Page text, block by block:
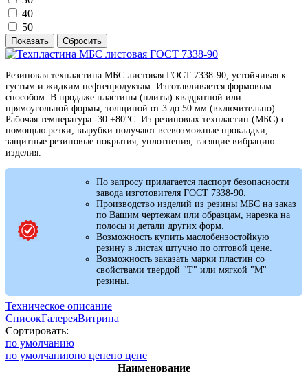
40
50
Резиновая техпластина МБС листовая ГОСТ 7338-90, устойчивая к
густым и жидким нефтепродуктам. Изготавливается формовым
способом. В продаже пластины (плиты) квадратной или
прямоугольной формы, толщиной от 3 до 50 мм (включительно).
Рабочая температура -30 +80°С. Из резиновых техпластин (МБС) с
помощью резки, вырубки получают всевозможные прокладки,
защитные резиновые покрытия, уплотнения, гасящие вибрацию
изделия.
По запросу прилагается паспорт безопасности
завода изготовителя ГОСТ 7338-90.
Производство изделий из резины МБС на заказ
по Вашим чертежам или образцам, нарезка на
полосы и детали других форм.
Возможность купить маслобензостойкую
резину в листах штучно по оптовой цене.
Возможность заказать марки пластин со
свойствами твердой "Т" или мягкой "М"
резины.
Техническое описание
СписокГалереяВитрина
Сортировать:
по умолчанию
по умолчаниюпо ценепо цене
Наименование